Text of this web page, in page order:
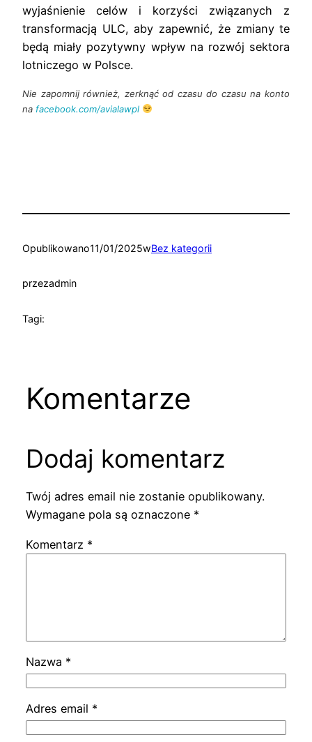
wyjaśnienie celów i korzyści związanych z
transformacją ULC, aby zapewnić, że zmiany te
będą miały pozytywny wpływ na rozwój sektora
lotniczego w Polsce.
Nie zapomnij również, zerknąć od czasu do czasu na konto
na facebook.com/avialawpl
Opublikowano11/01/2025wBez kategorii
przezadmin
Tagi:
Komentarze
Dodaj komentarz
Twój adres email nie zostanie opublikowany.
Wymagane pola są oznaczone *
Komentarz *
Nazwa *
Adres email *